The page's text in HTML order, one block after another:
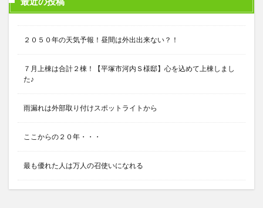
２０５０年の天気予報！昼間は外出出来ない？！
７月上棟は合計２棟！【平塚市河内Ｓ様邸】心を込めて上棟しまし
た♪
雨漏れは外部取り付けスポットライトから
ここからの２０年・・・
最も優れた人は万人の召使いになれる